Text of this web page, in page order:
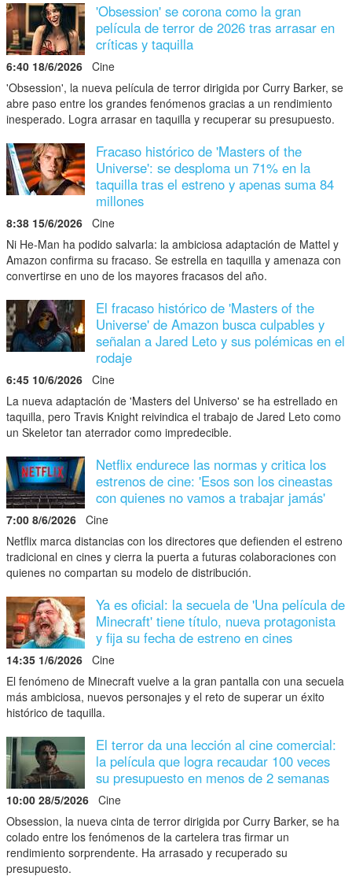
'Obsession' se corona como la gran
película de terror de 2026 tras arrasar en
críticas y taquilla
6:40 18/6/2026 Cine
'Obsession', la nueva película de terror dirigida por Curry Barker, se
abre paso entre los grandes fenómenos gracias a un rendimiento
inesperado. Logra arrasar en taquilla y recuperar su presupuesto.
Fracaso histórico de 'Masters of the
Universe': se desploma un 71% en la
taquilla tras el estreno y apenas suma 84
millones
8:38 15/6/2026 Cine
Ni He-Man ha podido salvarla: la ambiciosa adaptación de Mattel y
Amazon confirma su fracaso. Se estrella en taquilla y amenaza con
convertirse en uno de los mayores fracasos del año.
El fracaso histórico de 'Masters of the
Universe' de Amazon busca culpables y
señalan a Jared Leto y sus polémicas en el
rodaje
6:45 10/6/2026 Cine
La nueva adaptación de 'Masters del Universo' se ha estrellado en
taquilla, pero Travis Knight reivindica el trabajo de Jared Leto como
un Skeletor tan aterrador como impredecible.
Netflix endurece las normas y critica los
estrenos de cine: 'Esos son los cineastas
con quienes no vamos a trabajar jamás'
7:00 8/6/2026 Cine
Netflix marca distancias con los directores que defienden el estreno
tradicional en cines y cierra la puerta a futuras colaboraciones con
quienes no compartan su modelo de distribución.
Ya es oficial: la secuela de 'Una película de
Minecraft' tiene título, nueva protagonista
y fija su fecha de estreno en cines
14:35 1/6/2026 Cine
El fenómeno de Minecraft vuelve a la gran pantalla con una secuela
más ambiciosa, nuevos personajes y el reto de superar un éxito
histórico de taquilla.
El terror da una lección al cine comercial:
la película que logra recaudar 100 veces
su presupuesto en menos de 2 semanas
10:00 28/5/2026 Cine
Obsession, la nueva cinta de terror dirigida por Curry Barker, se ha
colado entre los fenómenos de la cartelera tras firmar un
rendimiento sorprendente. Ha arrasado y recuperado su
presupuesto.